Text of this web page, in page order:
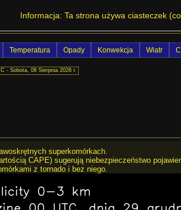
pogody na Dolnym
Temperatura Opady Konwekcja Wiatr
- Sobota, 08 Sierpnia 2026 r.
superkomórkach.
CAPE) sugerują niebezpieczeństwo
z tornado i bez niego.
Informacja: Ta strona używa ciasteczek